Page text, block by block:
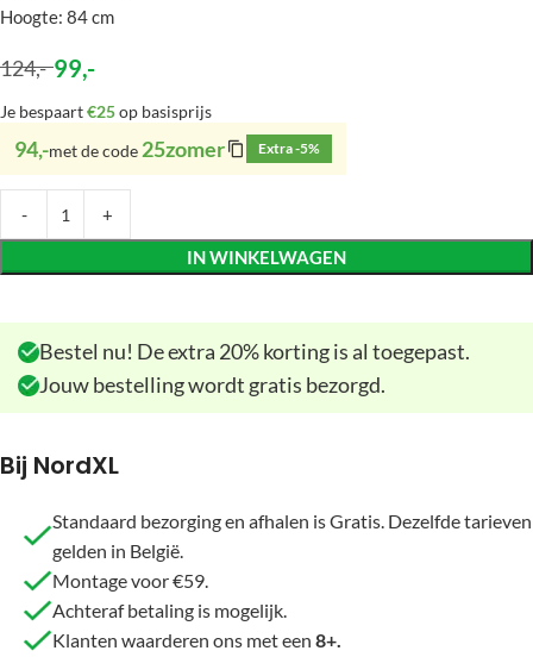
Hoogte: 84 cm
124,- 99,-
Je bespaart€25op basisprijs
94,-met de code 25zomer Extra -5%
IN WINKELWAGEN
Bestel nu! De extra 20% korting is al toegepast.
Jouw bestelling wordt gratis bezorgd.
Bij NordXL
Standaard bezorging en afhalen is Gratis. Dezelfde tarieven
gelden in België.
Montage voor €59.
Achteraf betaling is mogelijk.
Klanten waarderen ons met een 8+.